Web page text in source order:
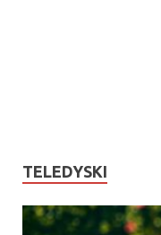
TELEDYSKI